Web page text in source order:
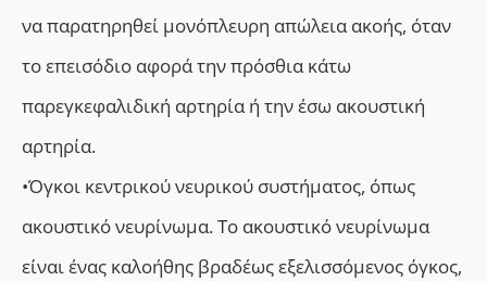
να παρατηρηθεί μονόπλευρη απώλεια ακοής, όταν
το επεισόδιο αφορά την πρόσθια κάτω
παρεγκεφαλιδική αρτηρία ή την έσω ακουστική
αρτηρία.
•Όγκοι κεντρικού νευρικού συστήματος, όπως
ακουστικό νευρίνωμα. Το ακουστικό νευρίνωμα
είναι ένας καλοήθης βραδέως εξελισσόμενος όγκος,